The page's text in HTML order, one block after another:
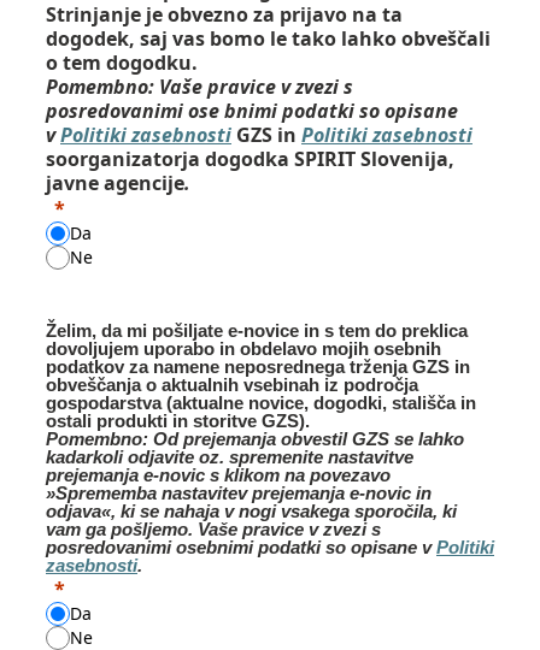
Strinjanje je obvezno za prijavo na ta
dogodek, saj vas bomo le tako lahko obveščali
o tem dogodku.
Pomembno: Vaše pravice v zvezi s
posredovanimi ose bnimi podatki so opisane
vPolitiki zasebnosti GZS in Politiki zasebnosti
soorganizatorja dogodka SPIRIT Slovenija,
javne agencije.
Da
Ne
Želim, da mi pošiljate e-novice in s tem do preklica
dovoljujem uporabo in obdelavo mojih osebnih
podatkov za namene neposrednega trženja GZS in
obveščanja o aktualnih vsebinah iz področja
gospodarstva (aktualne novice, dogodki, stališča in
ostali produkti in storitve GZS).
Pomembno: Od prejemanja obvestil GZS se lahko
kadarkoli odjavite oz. spremenite nastavitve
prejemanja e-novic s klikom na povezavo
»Sprememba nastavitev prejemanja e-novic in
odjava«, ki se nahaja v nogi vsakega sporočila, ki
vam ga pošljemo. Vaše pravice v zvezi s
posredovanimi osebnimi podatki so opisane vPolitiki
zasebnosti.
Da
Ne